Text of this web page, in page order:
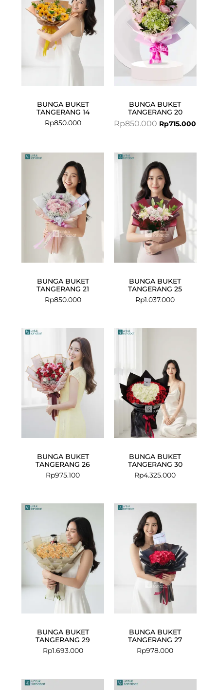
BUNGA BUKET
TANGERANG 14
Rp850.000
BUNGA BUKET
TANGERANG 20
Rp850.000
Rp850.000.
Rp715.000
BUNGA BUKET
TANGERANG 21
Rp850.000
BUNGA BUKET
TANGERANG 25
Rp1.037.000
BUNGA BUKET
TANGERANG 26
Rp975.100
BUNGA BUKET
TANGERANG 30
Rp4.325.000
BUNGA BUKET
TANGERANG 29
Rp1.693.000
BUNGA BUKET
TANGERANG 27
Rp978.000